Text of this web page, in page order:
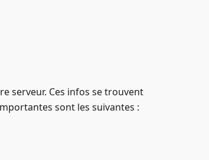
serveur. Ces infos se trouvent
sont les suivantes :